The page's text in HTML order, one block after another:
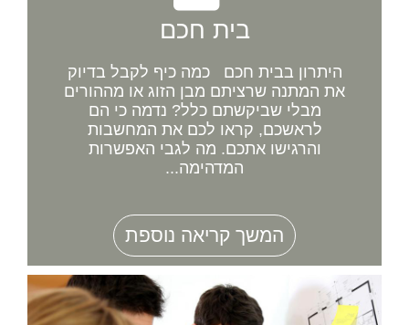
בית חכם
היתרון בבית חכם כמה כיף לקבל בדיוק
את המתנה שרציתם מבן הזוג או מההורים
מבלי שביקשתם כלל? נדמה כי הם
לראשכם, קראו לכם את המחשבות
והרגישו אתכם. מה לגבי האפשרות
המדהימה...
המשך קריאה נוספת